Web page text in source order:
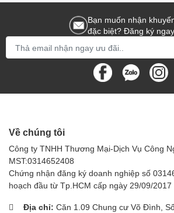
Với khả năng chứa hàng linh hoạt, khung
thiết kế nhỏ gọn, xe đẩy nhà hàng đa dụng
chọn hoàn hảo cho những người cần một
hiệu quả và linh hoạt. Đặc biệt, tính năng
sự dễ sử dụng làm cho chiếc xe này trở
trong quá trình quản lý và di chuyển hàng
Bạn muốn nhận
đặc biệt? Đăng ký ngay.
Về chúng tôi
Công ty TNHH Thương Mại-Dịch Vụ Công
MST:0314652408
Chứng nhận đăng ký doanh nghiệp số
hoạch đầu từ Tp.HCM cấp ngày 29/09/2017
Địa chỉ: Căn 1.09 Chung cư Võ Đình,